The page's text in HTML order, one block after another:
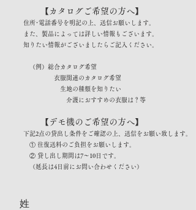
【カタログご希望の方へ】
住所･電話番号を明記の上、送信お願いします。
また、製品によっては詳しい情報もございます。
知りたい情報がございましたらご記入ください。
（例）総合カタログ希望
衣服関連のカタログ希望
生地の種類を知りたい
介護におすすめの衣服は？等
【デモ機のご希望の方へ】
下記2点の貸出し条件をご確認の上、送信をお願い致します。
① 往復送料のご負担をお願いします。
② 貸し出し期間は7～10日です。
（延長は4日前にお問い合わせください）
姓